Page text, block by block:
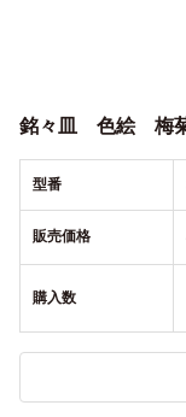
銘々皿 色絵 梅
型番
販売価格
購入数